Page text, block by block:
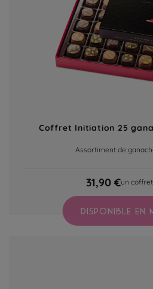
Coffret Initiation 25
Assortiment de
31,90 €un
DISPONIBLE EN